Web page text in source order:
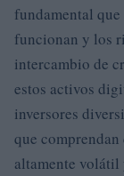
fundamental
funcionan y los
intercambio de
estos activos
inversores
que
altamente volátil